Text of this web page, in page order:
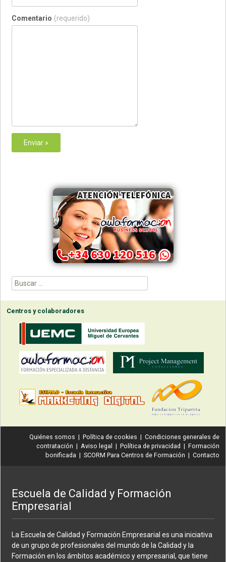
Comentario (requerido)
Buscar:
Centros y colaboradores
Quiénes somos | Política de cookies | Condiciones generales de
contratación | Aviso legal | Política de privacidad | Formación
bonificada | SCORM Para Centros de Formación | Contacto
Escuela de Calidad y Formación
Empresarial
La Escuela de Calidad y Formación Empresarial es una iniciativa
de un grupo de profesionales del mundo de la Calidad y la
Formación en los ámbitos académico y empresarial, que tiene